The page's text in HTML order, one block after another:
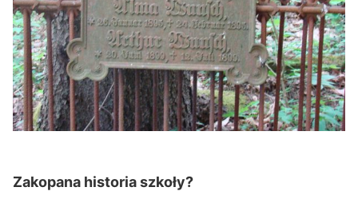
Zakopana historia szkoły?